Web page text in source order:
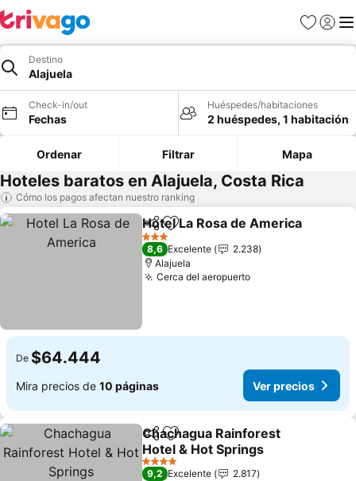
Favoritos
Iniciar
Destino
Alajuela
Check-in/out
Fechas
Huéspedes/habitaciones
2 huéspedes, 1 habitación
Ordenar Filtrar Mapa
Hoteles baratos en Alajuela, Costa Rica
Cómo los pagos afectan nuestro ranking
CompartirAgregar a favoritos
Hotel La Rosa de America
3 Estrellas
8,6 Excelente
2.238
Alajuela
Cerca del aeropuerto
De $64.444
Mira precios de 10 páginas Ver precios
CompartirAgregar a favoritos
Chachagua Rainforest
Hotel & Hot Springs
4 Estrellas
9,2 Excelente
2.817